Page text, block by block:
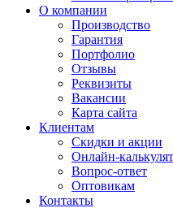
О компании
Производство
Гарантия
Портфолио
Отзывы
Реквизиты
Вакансии
Карта сайта
Клиентам
Скидки и акции
Онлайн-
Вопрос-ответ
Оптовикам
Контакты